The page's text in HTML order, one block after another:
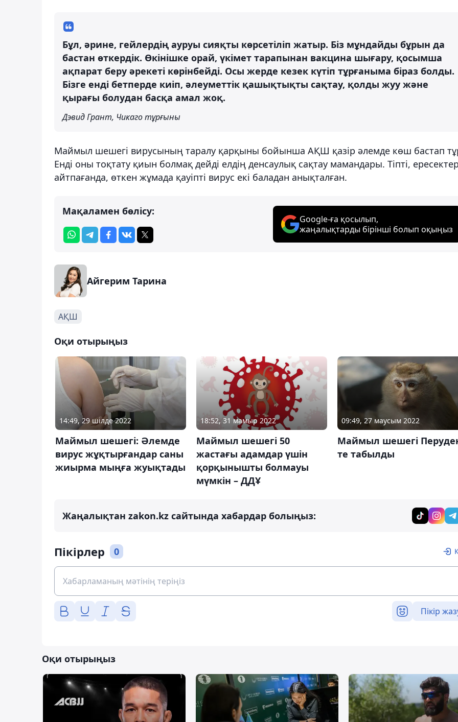
Бұл, әрине, гейлердің ауруы сияқты көрсетіліп жатыр. Біз мұндайды бұрын да
бастан өткердік. Өкінішке орай, үкімет тарапынан вакцина шығару, қосымша
ақпарат беру әрекеті көрінбейді. Осы жерде кезек күтіп тұрғаныма біраз болды.
Бізге енді бетперде киіп, әлеуметтік қашықтықты сақтау, қолды жуу және
қырағы болудан басқа амал жоқ.
Дэвид Грант, Чикаго тұрғыны
Маймыл шешегі вирусының таралу қарқыны бойынша АҚШ қазір әлемде көш бастап
Енді оны тоқтату қиын болмақ дейді елдің денсаулық сақтау мамандары. Тіпті,
айтпағанда, өткен жұмада қауіпті вирус екі баладан анықталған.
Мақаламен бөлісу:
Google-ға қосылып,
жаңалықтарды бірінші болып оқыңыз
Айгерим Тарина
АҚШ
Оқи отырыңыз
14:49, 29 шілде 2022
Маймыл шешегі: Әлемде
вирус жұқтырғандар саны
жиырма мыңға жуықтады
18:52, 31 мамыр 2022
Маймыл шешегі 50
жастағы адамдар үшін
қорқынышты болмауы
мүмкін – ДДҰ
09:49, 27 маусым 2022
Маймыл шешегі
те табылды
Жаңалықтан zakon.kz сайтында хабардар болыңыз:
Пікірлер 0
Пікір
Оқи отырыңыз